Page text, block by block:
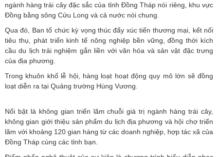
ngành hàng trái cây đặc sắc của tỉnh Đồng Tháp nói riêng, khu vực
Đồng bằng sông Cửu Long và cả nước nói chung
Qua đó, Ban tổ chức kỳ vọng thúc đẩy xúc tiến thương mại, kết nối
tiêu thụ, phát triển kinh tế nông nghiệp bền vững, đồng thời kích
cầu du lịch trải nghiệm gắn liền với văn hóa và sản vật đặc trưng
của địa phương
Trong khuôn khổ lễ hội, hàng loạt hoạt động quy mô lớn sẽ đồng
loạt diễn ra tại Quảng trường Hùng Vương
Nổi bật là không gian triển lãm chuỗi giá trị ngành hàng trái cây,
không gian giới thiệu sản phẩm du lịch địa phương và hội chợ triển
lãm với khoảng 120 gian hàng từ các doanh nghiệp, hợp tác xã của
Đồng Tháp cùng các tỉnh bạn